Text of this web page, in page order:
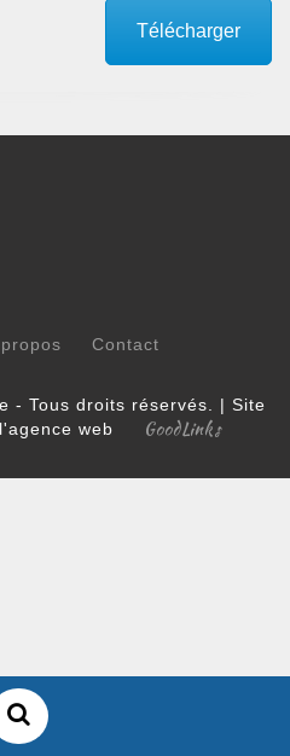
Télécharger
Contact
- Tous droits réservés. | Site
web
GoodLinks